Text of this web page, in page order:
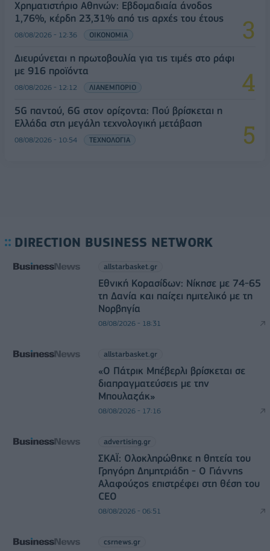
Χρηματιστήριο Αθηνών: Εβδομαδιαία άνοδος
1,76%, κέρδη 23,31% από τις αρχές του έτους
08/08/2026 - 12:36 ΟΙΚΟΝΟΜΙΑ
Διευρύνεται η πρωτοβουλία για τις τιμές στο ράφι
με 916 προϊόντα
08/08/2026 - 12:12 ΛΙΑΝΕΜΠΟΡΙΟ
5G παντού, 6G στον ορίζοντα: Πού βρίσκεται η
Ελλάδα στη μεγάλη τεχνολογική μετάβαση
08/08/2026 - 10:54 ΤΕΧΝΟΛΟΓΙΑ
DIRECTION BUSINESS NETWORK
allstarbasket.gr
Εθνική Κορασίδων: Νίκησε με 74-65
τη Δανία και παίζει ημιτελικό με τη
Νορβηγία
08/08/2026 - 18:31
allstarbasket.gr
«Ο Πάτρικ Μπέβερλι βρίσκεται σε
διαπραγματεύσεις με την
Μπουλαζάκ»
08/08/2026 - 17:16
advertising.gr
ΣΚΑΪ: Ολοκληρώθηκε η θητεία του
Γρηγόρη Δημητριάδη - Ο Γιάννης
Αλαφούζος επιστρέφει στη θέση του
CEO
08/08/2026 - 06:51
csrnews.gr